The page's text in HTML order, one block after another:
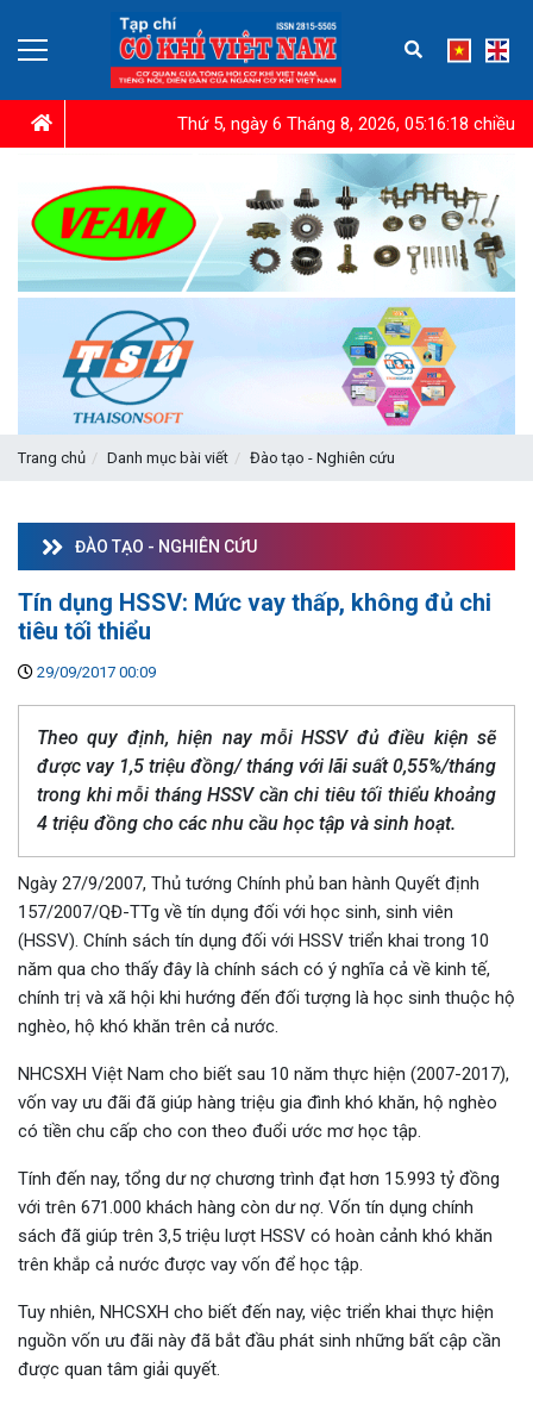
Thứ 5, ngày 6 Tháng 8, 2026, 05:16:19 chiều
Trang chủ Danh mục bài viết Đào tạo - Nghiên cứu
ĐÀO TẠO - NGHIÊN CỨU
Tín dụng HSSV: Mức vay thấp, không đủ chi
tiêu tối thiểu
29/09/2017 00:09
Theo quy định, hiện nay mỗi HSSV đủ điều kiện sẽ
được vay 1,5 triệu đồng/ tháng với lãi suất 0,55%/tháng
trong khi mỗi tháng HSSV cần chi tiêu tối thiểu khoảng
4 triệu đồng cho các nhu cầu học tập và sinh hoạt.
Ngày 27/9/2007, Thủ tướng Chính phủ ban hành Quyết định
157/2007/QĐ-TTg về tín dụng đối với học sinh, sinh viên
(HSSV). Chính sách tín dụng đối với HSSV triển khai trong 10
năm qua cho thấy đây là chính sách có ý nghĩa cả về kinh tế,
chính trị và xã hội khi hướng đến đối tượng là học sinh thuộc hộ
nghèo, hộ khó khăn trên cả nước.
NHCSXH Việt Nam cho biết sau 10 năm thực hiện (2007-2017),
vốn vay ưu đãi đã giúp hàng triệu gia đình khó khăn, hộ nghèo
có tiền chu cấp cho con theo đuổi ước mơ học tập.
Tính đến nay, tổng dư nợ chương trình đạt hơn 15.993 tỷ đồng
với trên 671.000 khách hàng còn dư nợ. Vốn tín dụng chính
sách đã giúp trên 3,5 triệu lượt HSSV có hoàn cảnh khó khăn
trên khắp cả nước được vay vốn để học tập.
Tuy nhiên, NHCSXH cho biết đến nay, việc triển khai thực hiện
nguồn vốn ưu đãi này đã bắt đầu phát sinh những bất cập cần
được quan tâm giải quyết.